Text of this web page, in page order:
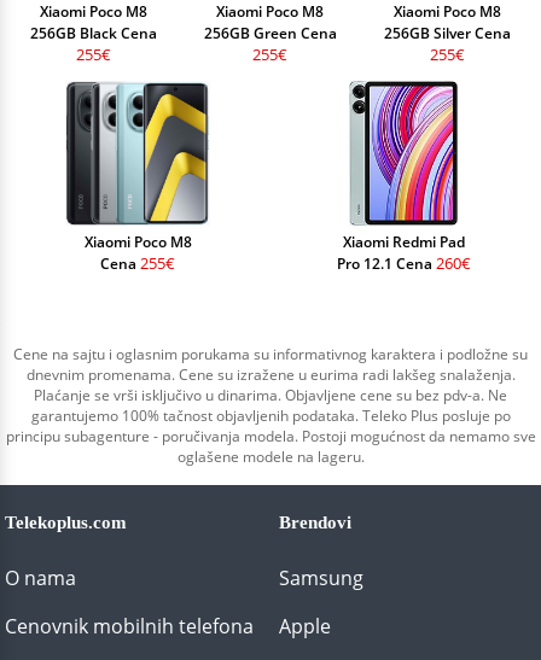
Xiaomi Poco M8
256GB Black Cena
255€
Xiaomi Poco M8
256GB Green Cena
255€
Xiaomi Poco M8
256GB Silver Cena
255€
Xiaomi Poco M8
Cena 255€
Xiaomi Redmi Pad
Pro 12.1 Cena 260€
Cene na sajtu i oglasnim porukama su informativnog karaktera i podložne su
dnevnim promenama. Cene su izražene u eurima radi lakšeg snalaženja.
Plaćanje se vrši isključivo u dinarima. Objavljene cene su bez pdv-a. Ne
garantujemo 100% tačnost objavljenih podataka. Teleko Plus posluje po
principu subagenture - poručivanja modela. Postoji mogućnost da nemamo sve
oglašene modele na lageru.
Telekoplus.com
O nama
Cenovnik mobilnih telefona
Brendovi
Samsung
Apple